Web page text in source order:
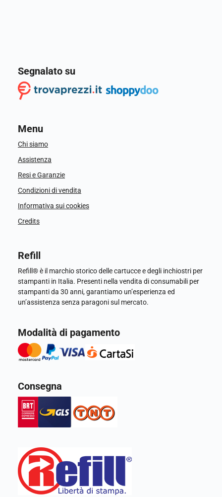
Segnalato su
Menu
Chi siamo
Assistenza
Resi e Garanzie
Condizioni di vendita
Informativa sui cookies
Credits
Refill
Refill® è il marchio storico delle cartucce e degli inchiostri per
stampanti in Italia. Presenti nella vendita di consumabili per
stampanti da 30 anni, garantiamo un’esperienza ed
un’assistenza senza paragoni sul mercato.
Modalità di pagamento
Consegna